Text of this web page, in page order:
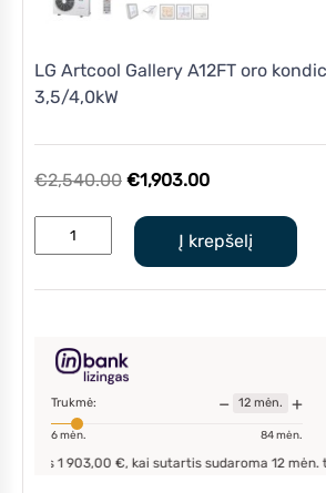
LG Artcool Gallery A12FT oro
3,5/4,0kW
€2,540.00 Original
was:
€2,540.00.
€1,903.00Current
is:
€1,903.00.
produkto
kiekis:
A12FT
kondicionierius
3,5/4,0kW
Į krepšelį
Trukmė: − 12 mėn. +
6mėn. 84mėn.
1 903,00€, kai sutartis sudaroma12mėn. terminui,